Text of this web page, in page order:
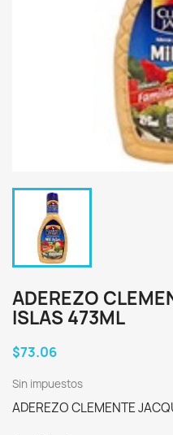
ADEREZO
ISLAS 473ML
$73.06
Sin impuestos
ADEREZO CLEMENTE